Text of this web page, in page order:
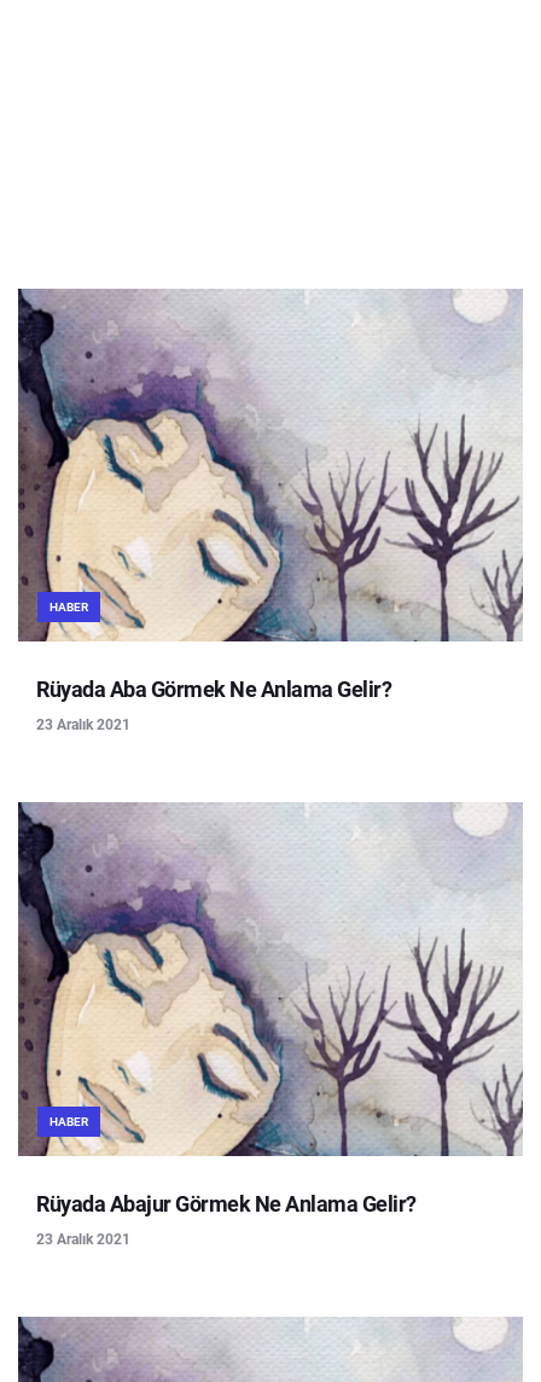
HABER
Rüyada Aba Görmek Ne Anlama Gelir?
23 Aralık 2021
HABER
Rüyada Abajur Görmek Ne Anlama Gelir?
23 Aralık 2021